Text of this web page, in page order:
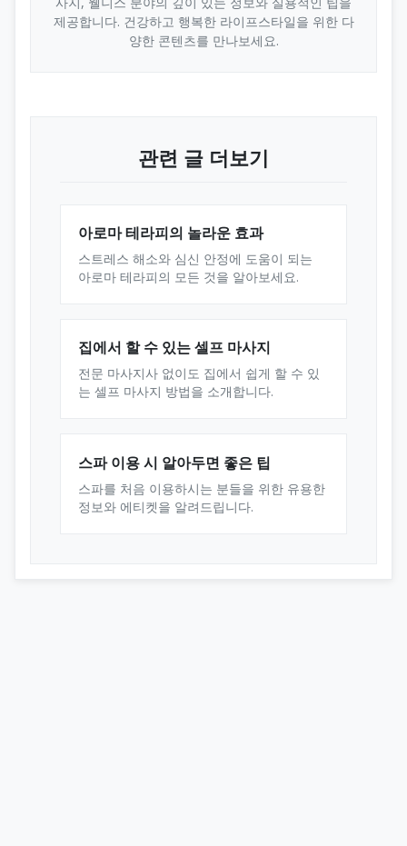
제공합니다. 건강하고 행복한 라이프스타일을 위한 다
양한 콘텐츠를 만나보세요.
관련 글 더보기
아로마 테라피의 놀라운 효과
스트레스 해소와 심신 안정에 도움이 되는
아로마 테라피의 모든 것을 알아보세요.
집에서 할 수 있는 셀프 마사지
전문 마사지사 없이도 집에서 쉽게 할 수 있
는 셀프 마사지 방법을 소개합니다.
스파 이용 시 알아두면 좋은 팁
스파를 처음 이용하시는 분들을 위한 유용한
정보와 에티켓을 알려드립니다.